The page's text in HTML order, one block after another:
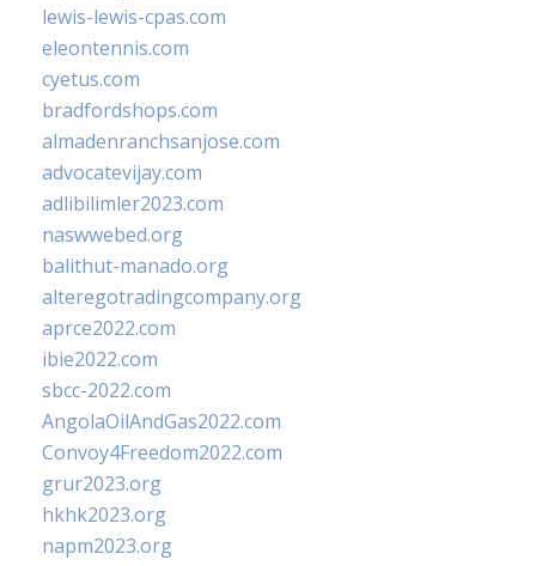
lewis-lewis-cpas.com
eleontennis.com
cyetus.com
bradfordshops.com
almadenranchsanjose.com
advocatevijay.com
adlibilimler2023.com
naswwebed.org
balithut-manado.org
alteregotradingcompany.org
aprce2022.com
ibie2022.com
sbcc-2022.com
AngolaOilAndGas2022.com
Convoy4Freedom2022.com
grur2023.org
hkhk2023.org
napm2023.org